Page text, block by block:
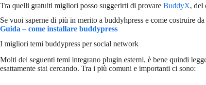
Tra quelli gratuiti migliori posso suggerirti di provare BuddyX, del
Se vuoi saperne di più in merito a buddyhpress e come costruire
Guida – come installare buddypress
I migliori temi buddypress per social network
Molti dei seguenti temi integrano plugin esterni, è bene quindi
esattamente stai cercando. Tra i più comuni e importanti ci sono: